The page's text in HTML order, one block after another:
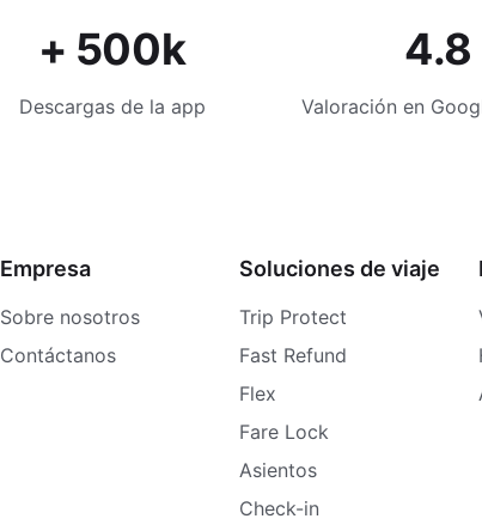
+ 500k
Descargas de la app
4.8
Valoración en
Empresa
Sobre nosotros
Contáctanos
Soluciones de viaje
Trip Protect
Fast Refund
Flex
Fare Lock
Asientos
Check-in